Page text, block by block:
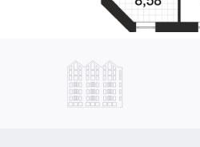
Стоимость квартиры
Свои средства
Время для звонка